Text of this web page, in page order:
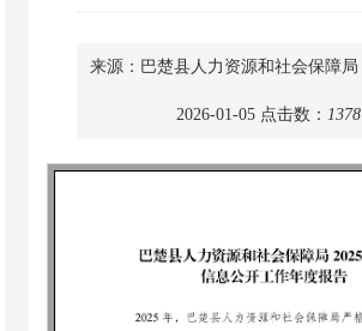
来源：巴楚县人力资源和社会保障局
2026-01-05 点击数： 1378